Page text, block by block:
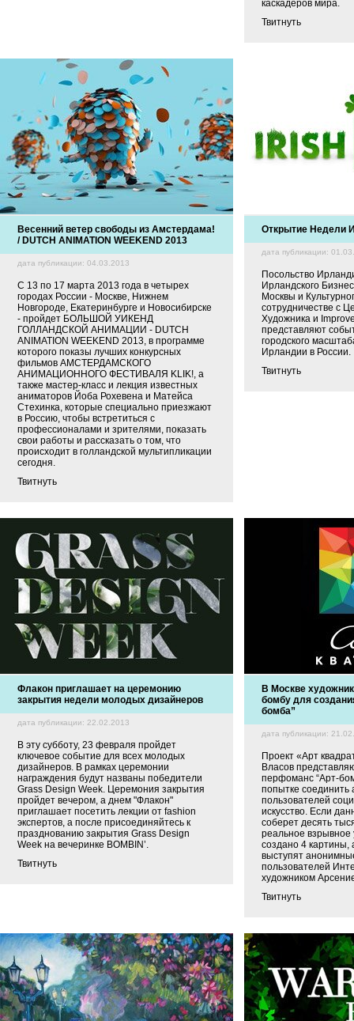
каскадеров мира.
Твитнуть
Весенний ветер свободы из Амстердама!
/ DUTCH ANIMATION WEEKEND 2013
дата публикации: 04.03.2013
С 13 по 17 марта 2013 года в четырех
городах России - Москве, Нижнем
Новгороде, Екатеринбурге и Новосибирске
- пройдет БОЛЬШОЙ УИКЕНД
ГОЛЛАНДСКОЙ АНИМАЦИИ - DUTCH
ANIMATION WEEKEND 2013, в программе
которого показы лучших конкурсных
фильмов АМСТЕРДАМСКОГО
АНИМАЦИОННОГО ФЕСТИВАЛЯ KLIK!, а
также мастер-класс и лекция известных
аниматоров Йоба Рохевена и Матейса
Стехинка, которые специально приезжают
в Россию, чтобы встретиться с
профессионалами и зрителями, показать
свои работы и рассказать о том, что
происходит в голландской мультипликации
сегодня.
Твитнуть
Открытие Недели
дата публикации:
Посольство
Ирландского
Москвы и
сотрудничестве с
Художника и
представляют
городского
Ирландии в России.
Твитнуть
Флакон приглашает на церемонию
закрытия недели молодых дизайнеров
дата публикации: 22.02.2013
В эту субботу, 23 февраля пройдет
ключевое событие для всех молодых
дизайнеров. В рамках церемонии
награждения будут названы победители
Grass Design Week. Церемония закрытия
пройдет вечером, а днем "Флакон"
приглашает посетить лекции от fashion
экспертов, а после присоединяйтесь к
празднованию закрытия Grass Design
Week на вечеринке BOMBIN’.
Твитнуть
В Москве
бомбу для
бомба”
дата публикации:
Проект «Арт
Власов
перфоманс “Арт-
попытке соединить
пользователей
искусство. Если
соберет десять
реальное взрывное
создано 4 картины,
выступят
пользователей
художником
Твитнуть